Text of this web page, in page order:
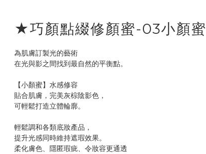
★巧顏點綴修顏蜜-03小顏蜜
為肌膚訂製光的藝術
在光與影之間找到最自然的平衡點。
【小顏蜜】水感修容
貼合肌膚，完美灰棕陰影色，
可輕鬆打造立體輪廓。
輕鬆調和各類底妝產品，
提升光感同時維持遮瑕效果。
柔化膚色、隱匿瑕疵、令妝容更通透